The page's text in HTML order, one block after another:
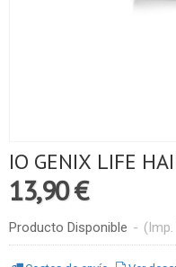
IO GENIX LIFE
13,90 €
Producto Disponible -